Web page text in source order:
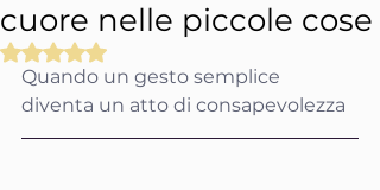
cuore nelle piccole cose
Valutazione NaN stelle su 5.
Quando un gesto semplice
diventa un atto di consapevolezza